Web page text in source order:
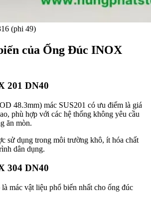
(phi 49)
của Ống Đúc INOX
201 DN40
48.3mm) mác SUS201 có ưu điểm là giá
phù hợp với các hệ thống không yêu cầu
ăn mòn.
sử dụng trong môi trường khô, ít hóa chất
dân dụng.
304 DN40
mác vật liệu phổ biến nhất cho ống đúc